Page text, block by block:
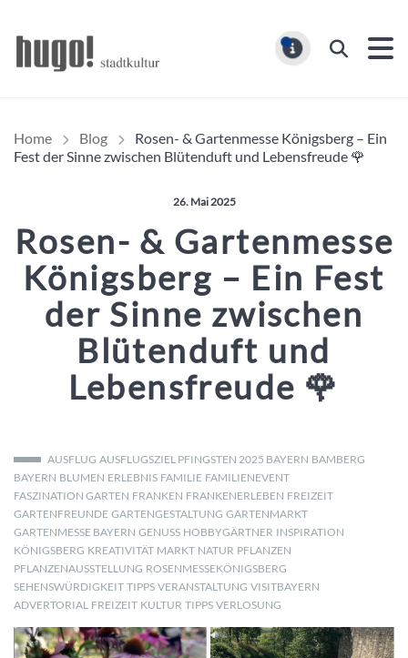
Suchen
Home Blog
Rosen- & Gartenmesse Königsberg – Ein
Fest der Sinne zwischen Blütenduft und Lebensfreude 🌹
Veröffentlicht am:
26. Mai 2025
Rosen- & Gartenmesse
Königsberg – Ein Fest
der Sinne zwischen
Blütenduft und
Lebensfreude 🌹
AUSFLUG AUSFLUGSZIEL PFINGSTEN 2025 BAYERN BAMBERG
BAYERN BLUMEN ERLEBNIS FAMILIE FAMILIENEVENT
FASZINATION GARTEN FRANKEN FRANKENERLEBEN FREIZEIT
GARTENFREUNDE GARTENGESTALTUNG GARTENMARKT
GARTENMESSE BAYERN GENUSS HOBBYGÄRTNER INSPIRATION
KÖNIGSBERG KREATIVITÄT MARKT NATUR PFLANZEN
PFLANZENAUSSTELLUNG ROSENMESSEKÖNIGSBERG
SEHENSWÜRDIGKEIT TIPPS VERANSTALTUNG VISITBAYERN
ADVERTORIAL FREIZEIT KULTUR TIPPS VERLOSUNG